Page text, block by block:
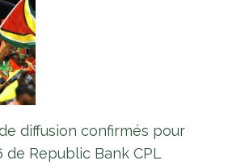
diffusion confirmés pour
de Republic Bank CPL